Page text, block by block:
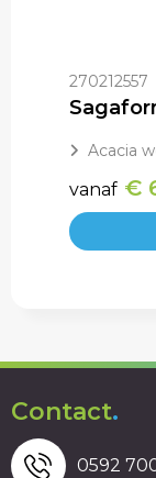
270212557
Acacia
vanaf €
Contact.
0592